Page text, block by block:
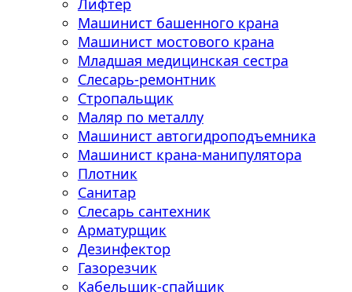
Лифтер
Машинист башенного крана
Машинист мостового крана
Младшая медицинская сестра
Слесарь-ремонтник
Стропальщик
Маляр по металлу
Машинист автогидроподъемника
Машинист крана-манипулятора
Плотник
Санитар
Слесарь сантехник
Арматурщик
Дезинфектор
Газорезчик
Кабельщик-спайщик